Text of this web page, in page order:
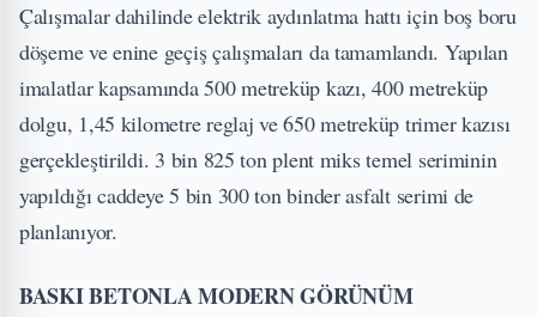
Çalışmalar dahilinde elektrik aydınlatma hattı için boş boru
döşeme ve enine geçiş çalışmaları da tamamlandı. Yapılan
imalatlar kapsamında 500 metreküp kazı, 400 metreküp
dolgu, 1,45 kilometre reglaj ve 650 metreküp trimer kazısı
gerçekleştirildi. 3 bin 825 ton plent miks temel seriminin
yapıldığı caddeye 5 bin 300 ton binder asfalt serimi de
planlanıyor.
BASKI BETONLA MODERN GÖRÜNÜM